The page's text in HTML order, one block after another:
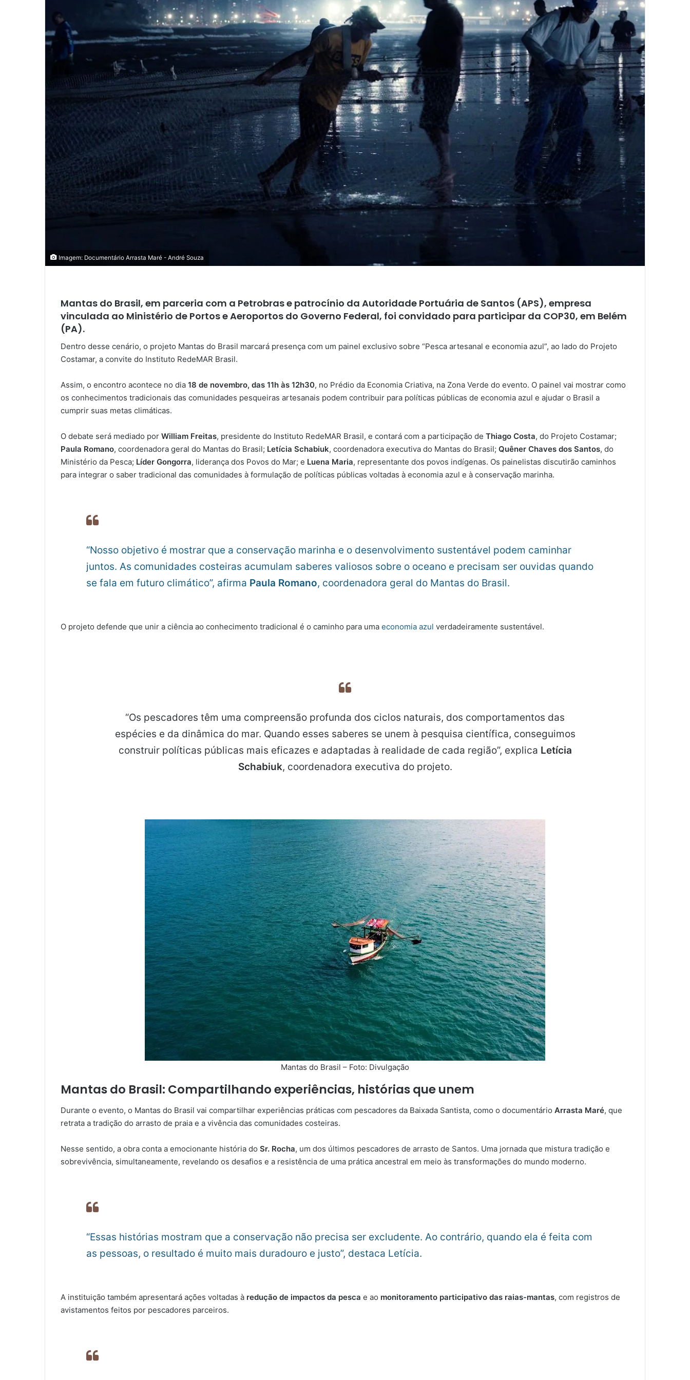
Imagem: Documentário Arrasta Maré - André Souza
Mantas do Brasil, em parceria com a Petrobras e patrocínio da Autoridade Portuária de Santos (APS), empresa
vinculada ao Ministério de Portos e Aeroportos do Governo Federal, foi convidado para participar da COP30, em Belém
(PA).
Dentro desse cenário, o projeto Mantas do Brasil marcará presença com um painel exclusivo sobre “Pesca artesanal e economia azul”, ao lado do Projeto
Costamar, a convite do Instituto RedeMAR Brasil.
Assim, o encontro acontece no dia 18 de novembro, das 11h às 12h30, no Prédio da Economia Criativa, na Zona Verde do evento. O painel vai mostrar como
os conhecimentos tradicionais das comunidades pesqueiras artesanais podem contribuir para políticas públicas de economia azul e ajudar o Brasil a
cumprir suas metas climáticas.
O debate será mediado por William Freitas, presidente do Instituto RedeMAR Brasil, e contará com a participação de Thiago Costa, do Projeto Costamar;
Paula Romano, coordenadora geral do Mantas do Brasil; Letícia Schabiuk, coordenadora executiva do Mantas do Brasil; Quêner Chaves dos Santos, do
Ministério da Pesca; Líder Gongorra, liderança dos Povos do Mar; e Luena Maria, representante dos povos indígenas. Os painelistas discutirão caminhos
para integrar o saber tradicional das comunidades à formulação de políticas públicas voltadas à economia azul e à conservação marinha.
“Nosso objetivo é mostrar que a conservação marinha e o desenvolvimento sustentável podem caminhar
juntos. As comunidades costeiras acumulam saberes valiosos sobre o oceano e precisam ser ouvidas quando
se fala em futuro climático”, afirma Paula Romano, coordenadora geral do Mantas do Brasil.
O projeto defende que unir a ciência ao conhecimento tradicional é o caminho para uma economia azul verdadeiramente sustentável.
“Os pescadores têm uma compreensão profunda dos ciclos naturais, dos comportamentos das
espécies e da dinâmica do mar. Quando esses saberes se unem à pesquisa científica, conseguimos
construir políticas públicas mais eficazes e adaptadas à realidade de cada região”, explica Letícia
Schabiuk, coordenadora executiva do projeto.
Mantas do Brasil – Foto: Divulgação
Mantas do Brasil: Compartilhando experiências, histórias que unem
Durante o evento, o Mantas do Brasil vai compartilhar experiências práticas com pescadores da Baixada Santista, como o documentário Arrasta Maré, que
retrata a tradição do arrasto de praia e a vivência das comunidades costeiras.
Nesse sentido, a obra conta a emocionante história do Sr. Rocha, um dos últimos pescadores de arrasto de Santos. Uma jornada que mistura tradição e
sobrevivência, simultaneamente, revelando os desafios e a resistência de uma prática ancestral em meio às transformações do mundo moderno.
“Essas histórias mostram que a conservação não precisa ser excludente. Ao contrário, quando ela é feita com
as pessoas, o resultado é muito mais duradouro e justo”, destaca Letícia.
A instituição também apresentará ações voltadas à redução de impactos da pesca e ao monitoramento participativo das raias-mantas, com registros de
avistamentos feitos por pescadores parceiros.